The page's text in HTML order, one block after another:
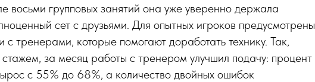
восьми групповых занятий она уже уверенно держала
сет с друзьями. Для опытных игроков предусмотрены
с тренерами, которые помогают доработать технику. Так,
за месяц работы с тренером улучшил подачу: процент
с 55% до 68%, а количество двойных ошибок